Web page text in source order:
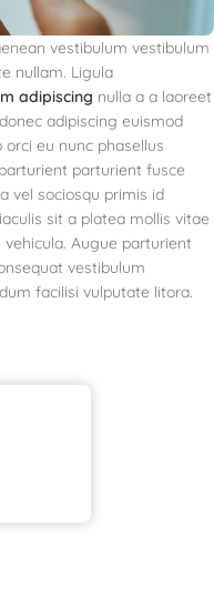
vestibulum vestibulum
nullam. Ligula
adipiscing nulla a a laoreet
adipiscing euismod
eu nunc phasellus
parturient fusce
vel sociosqu primis id
sit a platea mollis vitae
Augue parturient
vestibulum
facilisi vulputate litora.